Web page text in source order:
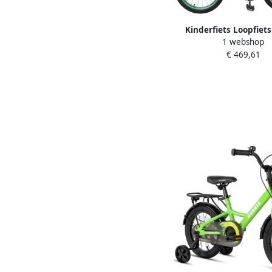
Kinderfiets
spelen Verstelbaar
zadel 18 inch wielen
1 webshop
€ 469,61